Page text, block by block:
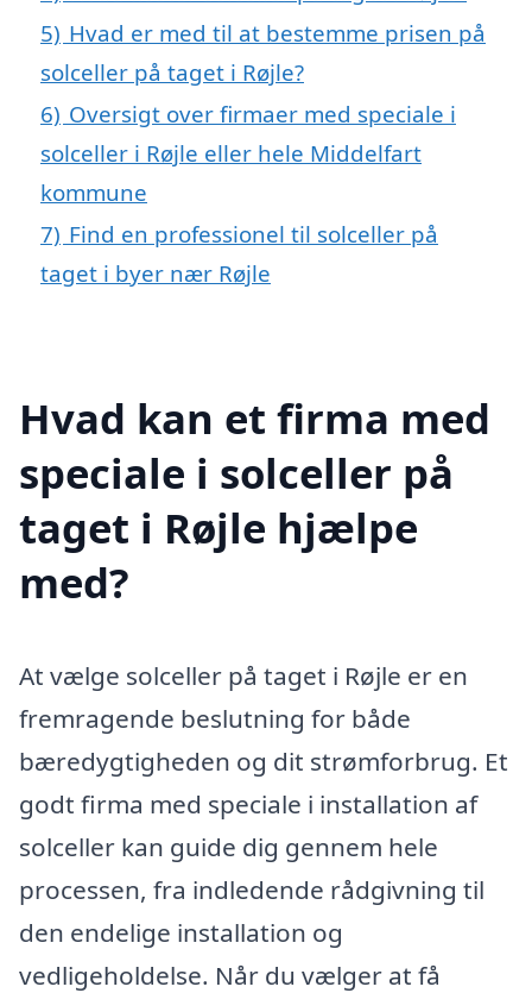
5) Hvad er med til at bestemme prisen på
solceller på taget i Røjle?
6) Oversigt over firmaer med speciale i
solceller i Røjle eller hele Middelfart
kommune
7) Find en professionel til solceller på
taget i byer nær Røjle
Hvad kan et firma med
speciale i solceller på
taget i Røjle hjælpe
med?
At vælge solceller på taget i Røjle er en
fremragende beslutning for både
bæredygtigheden og dit strømforbrug. Et
godt firma med speciale i installation af
solceller kan guide dig gennem hele
processen, fra indledende rådgivning til
den endelige installation og
vedligeholdelse. Når du vælger at få